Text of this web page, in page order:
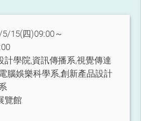
5/15(四)09:00～
計學院,資訊傳播系,視覺傳達
腦娛樂科學系,創新產品設計
覽館